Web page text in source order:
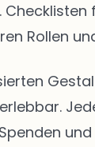
Rollen